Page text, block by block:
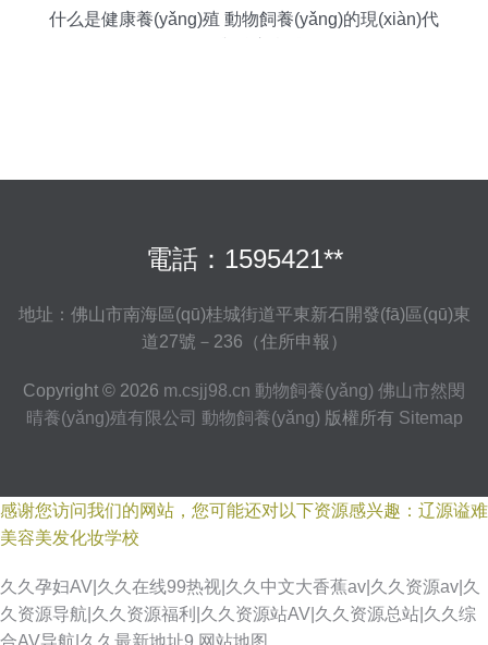
什么是健康養(yǎng)殖 動物飼養(yǎng)的現(xiàn)代
電話：1595421**
地址：佛山市南海區(qū)桂城街道平東新石開發(fā)區(qū)東
道27號－236（住所申報）
Copyright © 2026 m.csjj98.cn 動物飼養(yǎng) 佛山市然閔
晴養(yǎng)殖有限公司 動物飼養(yǎng) 版權所有 Sitemap
感谢您访问我们的网站，您可能还对以下资源感兴趣：辽源谥难
美容美发化妆学校
久久孕妇AV|久久在线99热视|久久中文大香蕉av|久久资源av|久
久资源导航|久久资源福利|久久资源站AV|久久资源总站|久久综
合AV导航|久久最新地址9 网站地图
免费深夜91 97国产 美女网站18 日韩在线第47页 午夜成人福利导航 伊人影